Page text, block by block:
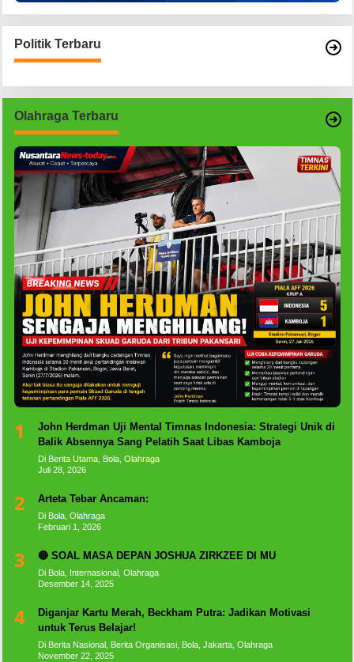
Politik Terbaru
Olahraga Terbaru
1
John Herdman Uji Mental Timnas Indonesia: Strategi Unik di
Balik Absennya Sang Pelatih Saat Libas Kamboja
Di Berita Utama, Bola, Olahraga
Juli 28, 2026
2 Arteta Tebar Ancaman:
Di Bola, Olahraga
Februari 1, 2026
3 🔴 SOAL MASA DEPAN JOSHUA ZIRKZEE DI MU
Di Bola, Internasional, Olahraga
Desember 14, 2025
4
Diganjar Kartu Merah, Beckham Putra: Jadikan Motivasi
untuk Terus Belajar!
Di Berita Nasional, Berita Organisasi, Bola, Jakarta, Olahraga
November 22, 2025